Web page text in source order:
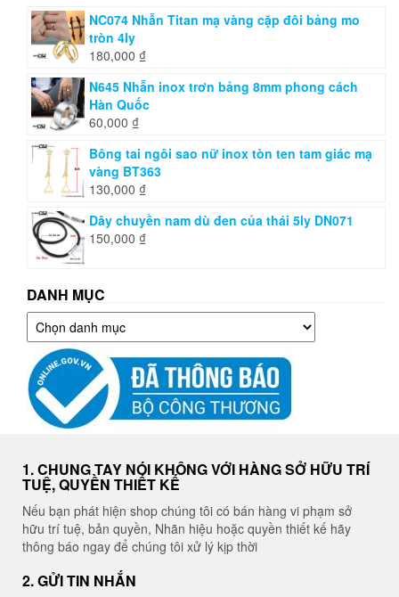
NC074 Nhẫn Titan mạ vàng cặp đôi bảng mo
tròn 4ly
180,000 ₫
N645 Nhẫn inox trơn bảng 8mm phong cách
Hàn Quốc
60,000 ₫
Bông tai ngôi sao nữ inox tòn ten tam giác mạ
vàng BT363
130,000 ₫
Dây chuyền nam dù đen của thái 5ly DN071
150,000 ₫
DANH MỤC
Danh
mục
1. CHUNG TAY NÓI KHÔNG VỚI HÀNG SỞ HỮU TRÍ
TUỆ, QUYỀN THIẾT KẾ
Nếu bạn phát hiện shop chúng tôi có bán hàng vi phạm sở
hữu trí tuệ, bản quyền, Nhãn hiệu hoặc quyền thiết kế hãy
thông báo ngay để chúng tôi xử lý kịp thời
2. GỬI TIN NHẮN